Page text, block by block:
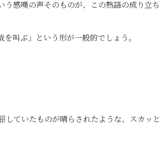
感嘆の声そのものが、この熟語の成り立ち
叫ぶ」という形が一般的でしょう。
していたものが晴らされたような、スカッ